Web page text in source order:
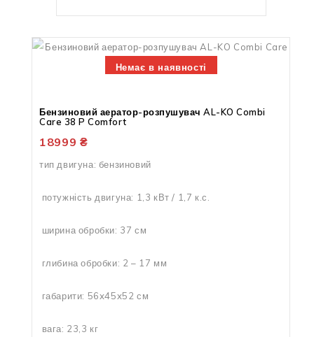
Немає в наявності
Бензиновий аератор-розпушувач AL-KO Combi
Care 38 P Comfort
18999₴
тип двигуна: бензиновий
потужність двигуна: 1,3 кВт / 1,7 к.с.
ширина обробки: 37 см
глибина обробки: 2 – 17 мм
габарити: 56x45x52 см
вага: 23,3 кг